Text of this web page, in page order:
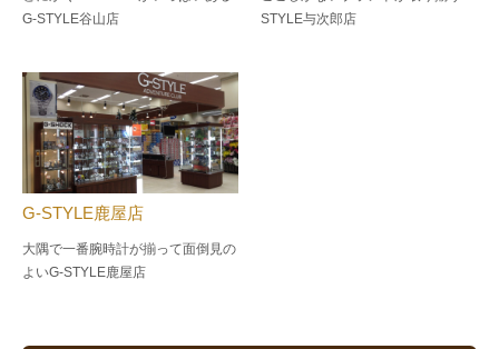
G-STYLE谷山店
STYLE与次郎店
G-STYLE鹿屋店
大隅で一番腕時計が揃って面倒見の
よいG-STYLE鹿屋店